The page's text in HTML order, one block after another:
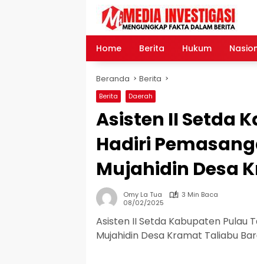
Home Berita Hukum
Beranda Berita
Berita Daerah
Asisten II Setda
Hadiri
Mujahidin Desa
Omy La Tua
3 Min Baca
08/02/2025
Asisten II Setda Kabupaten Pulau
Mujahidin Desa Kramat Taliabu